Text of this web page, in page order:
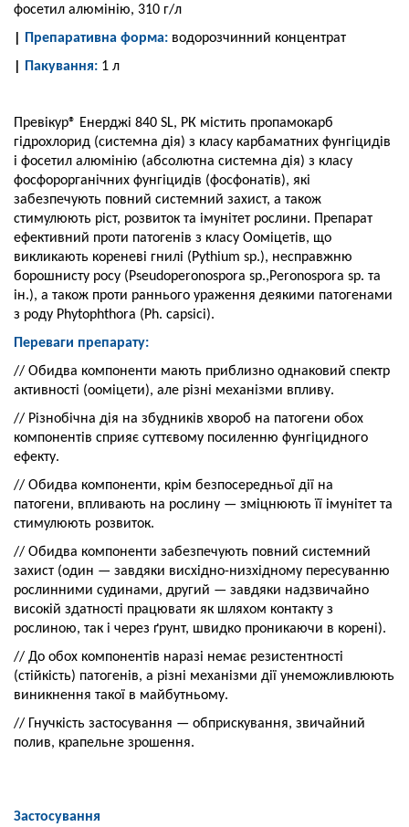
фосетил алюмінію, 310 г/л
Препаративна форма: водорозчинний концентрат
Пакування: 1 л
Превікур® Енерджі 840 SL, РК містить пропамокарб
гідрохлорид (системна дія) з класу карбаматних фунгіцидів
і фосетил алюмінію (абсолютна системна дія) з класу
фосфорорганічних фунгіцидів (фосфонатів), які
забезпечують повний системний захист, а також
стимулюють ріст, розвиток та імунітет рослини. Препарат
ефективний проти патогенів з класу Ооміцетів, що
викликають кореневі гнилі (Pythium sp.), неcправжню
борошнисту росу (Pseudoperonospora sp.,Peronospora sp. та
ін.), а також проти раннього ураження деякими патогенами
з роду Phytophthora (Ph. capsici).
Переваги препарату:
// Обидва компоненти мають приблизно однаковий спектр
активності (ооміцети), але різні механізми впливу.
// Різнобічна дія на збудників хвороб на патогени обох
компонентів сприяє суттєвому посиленню фунгіцидного
ефекту.
// Обидва компоненти, крім безпосередньої дії на
патогени, впливають на рослину — зміцнюють її імунітет та
стимулюють розвиток.
// Обидва компоненти забезпечують повний системний
захист (один — завдяки висхідно-низхідному пересуванню
рослинними судинами, другий — завдяки надзвичайно
високій здатності працювати як шляхом контакту з
рослиною, так і через ґрунт, швидко проникаючи в корені).
// До обох компонентів наразі немає резистентності
(стійкість) патогенів, а різні механізми дії унеможливлюють
виникнення такої в майбутньому.
// Гнучкість застосування — обприскування, звичайний
полив, крапельне зрошення.
Застосування